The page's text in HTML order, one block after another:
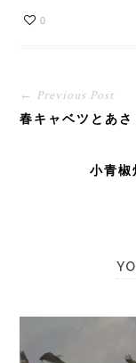
0
← Previous Post
春キャベツとあ
小青椒